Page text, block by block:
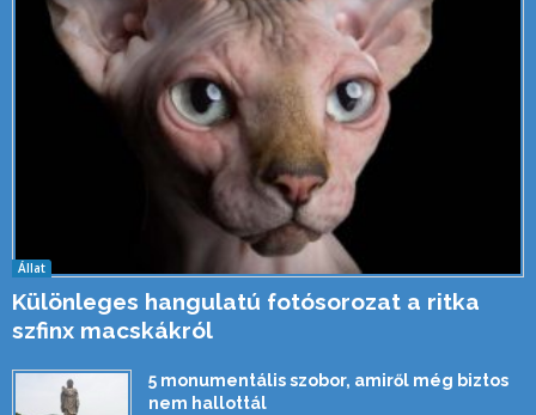
Állat
Különleges hangulatú fotósorozat a ritka
szfinx macskákról
5 monumentális szobor, amiről még biztos
nem hallottál